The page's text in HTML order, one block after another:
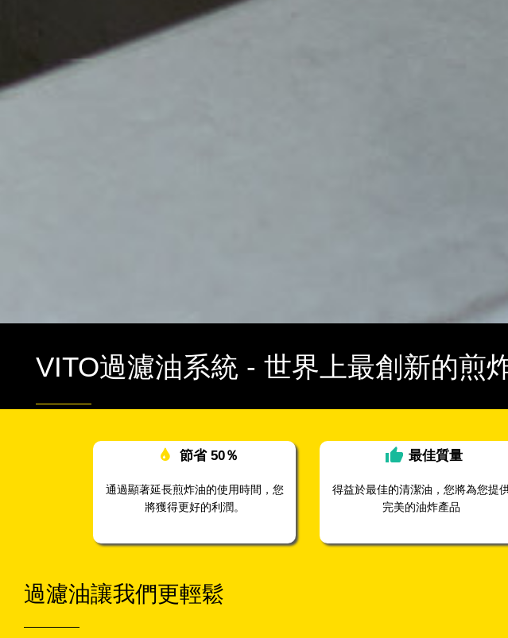
VITO過濾油系統 - 世界上最創新的煎
節省50％
通過顯著延長煎炸油的使用時間，您
將獲得更好的利潤。
thumb_up 最佳質量
得益於最佳的清潔油，您將為您提
完美的油炸產品
過濾油讓我們更輕鬆